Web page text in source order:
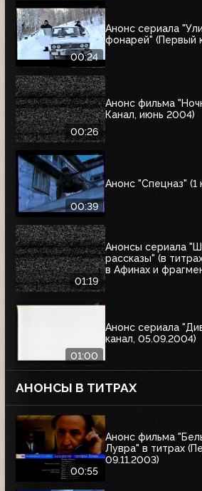
00:24
Анонс сериала
фонарей" (Первый
00:26
Анонс фильма
Канал, июнь 2004)
00:39
01:19
Анонсы сериала
рассказы" (в
в Афинах и
01:00
Анонс сериала
канал, 05.09.2004)
АНОНСЫ В ТИТРАХ
00:55
Анонс фильма
Лувра" в титрах
09.11.2003)